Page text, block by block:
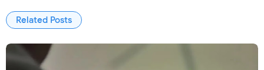
Related Posts